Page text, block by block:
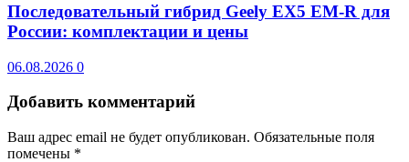
Последовательный гибрид Geely EX5 EM-R для
России: комплектации и цены
06.08.2026 0
Добавить комментарий
Ваш адрес email не будет опубликован. Обязательные поля
помечены *